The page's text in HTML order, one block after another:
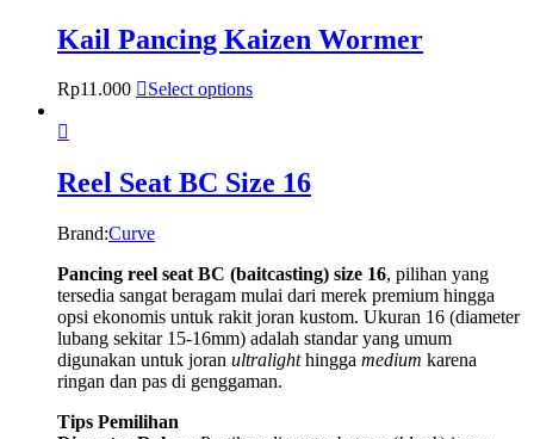
Kail Pancing Kaizen Wormer
Rp11.000 Select options
Reel Seat BC Size 16
Brand:Curve
Pancing reel seat BC (baitcasting) size 16, pilihan yang
tersedia sangat beragam mulai dari merek premium hingga
opsi ekonomis untuk rakit joran kustom. Ukuran 16 (diameter
lubang sekitar 15-16mm) adalah standar yang umum
digunakan untuk joran ultralighthingga medium karena
ringan dan pas di genggaman.
Tips Pemilihan